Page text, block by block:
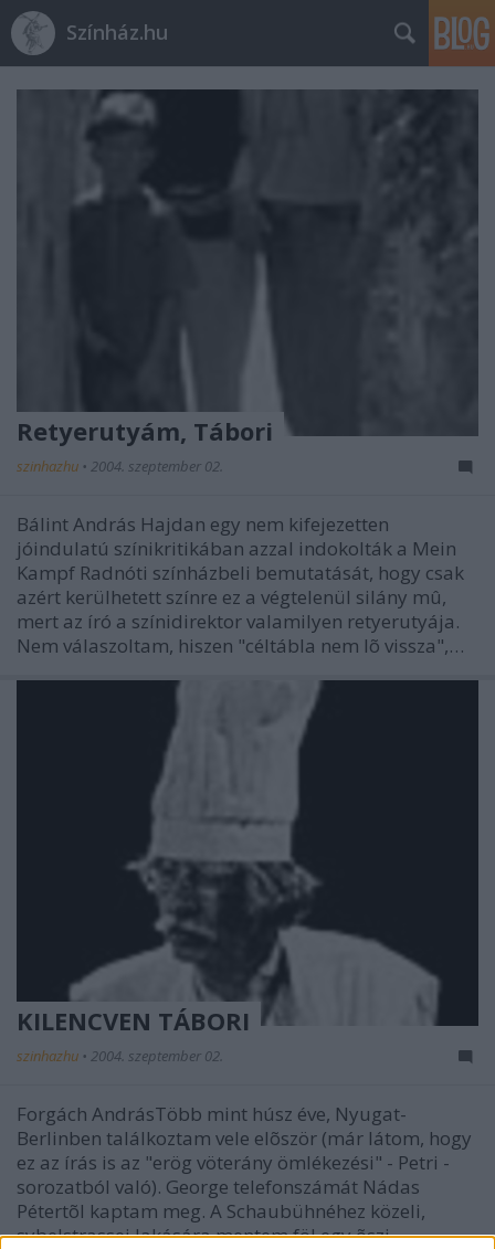
Színház.hu
Retyerutyám, Tábori
szinhazhu • 2004. szeptember 02.
Bálint András Hajdan egy nem kifejezetten
jóindulatú színikritikában azzal indokolták a Mein
Kampf Radnóti színházbeli bemutatását, hogy csak
azért kerülhetett színre ez a végtelenül silány mû,
mert az író a színidirektor valamilyen retyerutyája.
Nem válaszoltam, hiszen "céltábla nem lõ vissza",…
KILENCVEN TÁBORI
szinhazhu • 2004. szeptember 02.
Forgách AndrásTöbb mint húsz éve, Nyugat-
Berlinben találkoztam vele elõször (már látom, hogy
ez az írás is az "erög vöterány ömlékezési" - Petri -
sorozatból való). George telefonszámát Nádas
Pétertõl kaptam meg. A Schaubühnéhez közeli,
sybelstrassei lakására mentem föl egy õszi